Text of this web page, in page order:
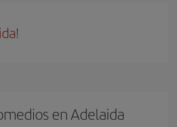
en Adelaida